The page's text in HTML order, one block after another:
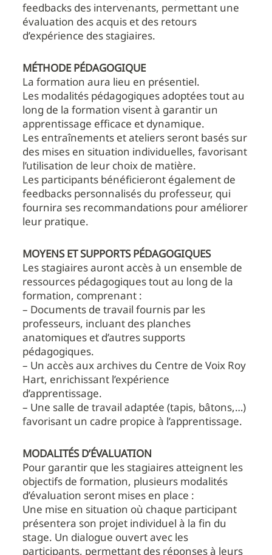
feedbacks des intervenants, permettant une
évaluation des acquis et des retours
d’expérience des stagiaires.
MÉTHODE PÉDAGOGIQUE
La formation aura lieu en présentiel.
Les modalités pédagogiques adoptées tout au
long de la formation visent à garantir un
apprentissage efficace et dynamique.
Les entraînements et ateliers seront basés sur
des mises en situation individuelles, favorisant
l’utilisation de leur choix de matière.
Les participants bénéficieront également de
feedbacks personnalisés du professeur, qui
fournira ses recommandations pour améliorer
leur pratique.
MOYENS ET SUPPORTS PÉDAGOGIQUES
Les stagiaires auront accès à un ensemble de
ressources pédagogiques tout au long de la
formation, comprenant :
– Documents de travail fournis par les
professeurs, incluant des planches
anatomiques et d’autres supports
pédagogiques.
– Un accès aux archives du Centre de Voix Roy
Hart, enrichissant l’expérience
d’apprentissage.
– Une salle de travail adaptée (tapis, bâtons,…)
favorisant un cadre propice à l’apprentissage.
MODALITÉS D’ÉVALUATION
Pour garantir que les stagiaires atteignent les
objectifs de formation, plusieurs modalités
d’évaluation seront mises en place :
Une mise en situation où chaque participant
présentera son projet individuel à la fin du
stage. Un dialogue ouvert avec les
participants, permettant des réponses à leurs